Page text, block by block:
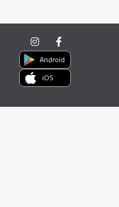
Android
iOS